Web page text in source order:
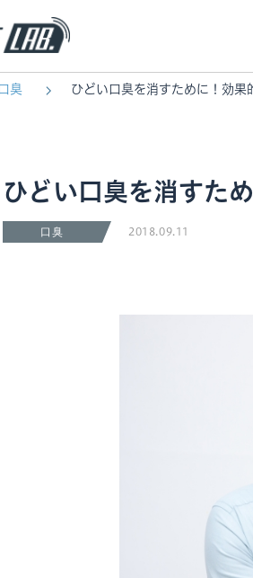
臭 ひどい口臭を消すために！効果
ひどい口臭を消すた
口臭 2018.09.11